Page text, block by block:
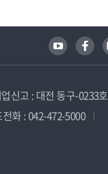
신고 : 대전 동구-0233호
전화 : 042-472-5000